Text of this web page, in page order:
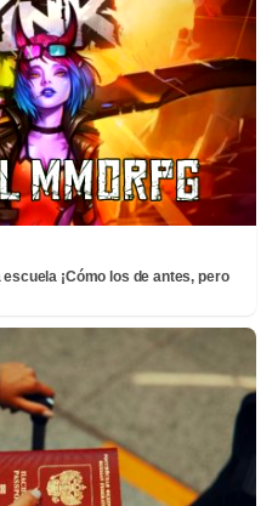
¡Cómo los de antes, pero